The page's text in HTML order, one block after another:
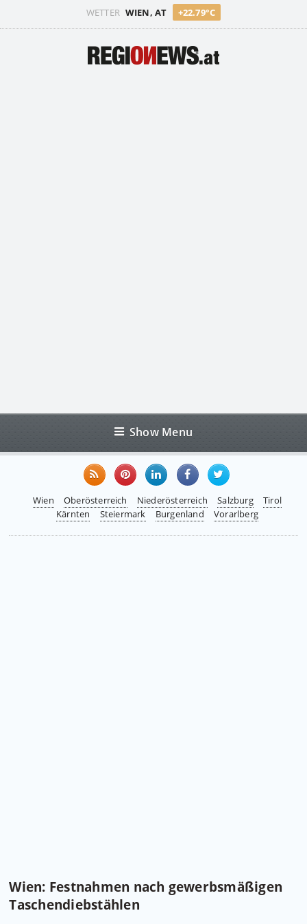
WETTER WIEN, AT +22.79°C
Show Menu
Wien Oberösterreich Niederösterreich Salzburg
Tirol
Kärnten
Steiermark Burgenland Vorarlberg
Wien: Festnahmen nach gewerbsmäßigen
Taschendiebstählen